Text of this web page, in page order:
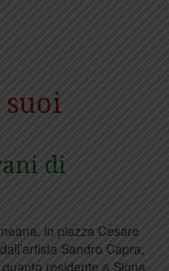
suoi
di
in piazza Cesare
Sandro Capra,
residente a Signa